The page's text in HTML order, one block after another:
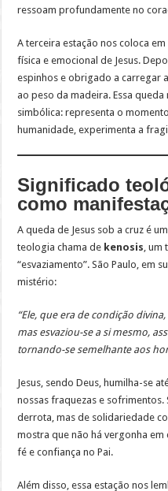
ressoam profundamente no
A terceira estação nos coloca
física e emocional de Jesus.
espinhos e obrigado a carregar
ao peso da madeira. Essa
simbólica: representa o
humanidade, experimenta a
Significado
como
A queda de Jesus sob a cruz é
teologia chama de kenosis, um
“esvaziamento”. São Paulo, em
mistério:
“Ele, que era de condição
mas esvaziou-se a si mesmo,
tornando-se semelhante aos
Jesus, sendo Deus, humilha-se
nossas fraquezas e sofrimentos.
derrota, mas de solidariedade
mostra que não há vergonha
fé e confiança no Pai.
Além disso, essa estação nos